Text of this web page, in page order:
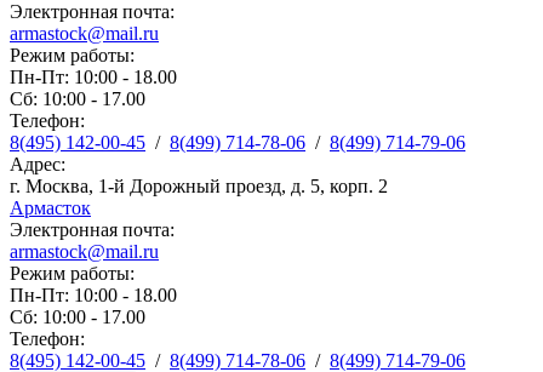
Электронная почта:
armastock@mail.ru
Режим работы:
Пн-Пт: 10:00 - 18.00
Сб: 10:00 - 17.00
Телефон:
8(495) 142-00-45 / 8(499) 714-78-06 / 8(499) 714-79-06
Адрес:
г. Москва, 1-й Дорожный проезд, д. 5, корп. 2
Армасток
Электронная почта:
armastock@mail.ru
Режим работы:
Пн-Пт: 10:00 - 18.00
Сб: 10:00 - 17.00
Телефон:
8(495) 142-00-45 / 8(499) 714-78-06 / 8(499) 714-79-06